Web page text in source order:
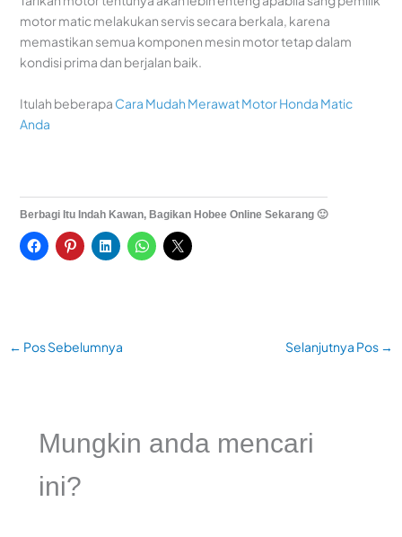
motor matic melakukan servis secara berkala, karena
memastikan semua komponen mesin motor tetap dalam
kondisi prima dan berjalan baik.
Itulah beberapa Cara Mudah Merawat Motor Honda Matic
Anda
Berbagi Itu Indah Kawan, Bagikan Hobee Online Sekarang 🙂
← Pos Sebelumnya Selanjutnya Pos →
Mungkin anda mencari
ini?